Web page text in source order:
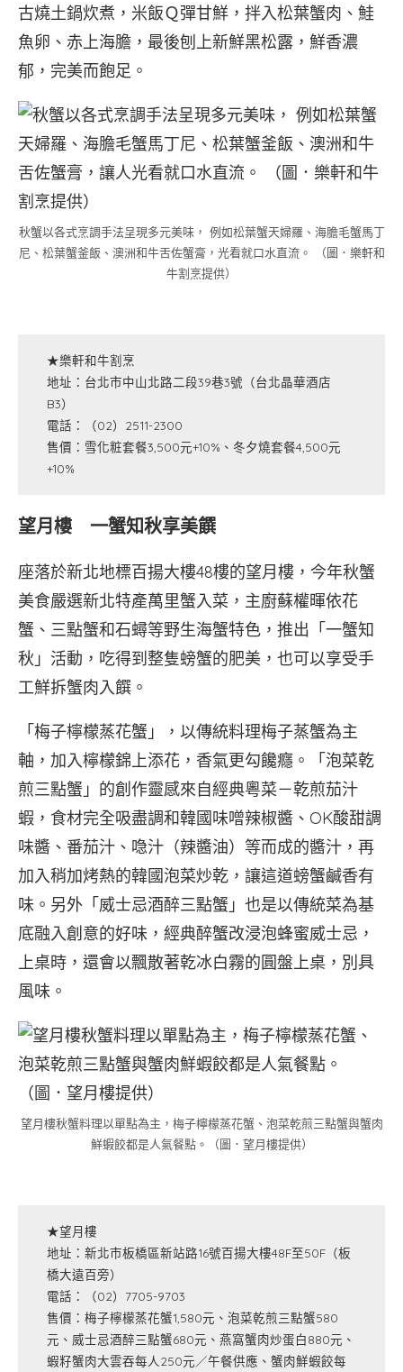
古燒土鍋炊煮，米飯Ｑ彈甘鮮，拌入松葉蟹肉、鮭
魚卵、赤上海膽，最後刨上新鮮黑松露，鮮香濃
郁，完美而飽足。
秋蟹以各式烹調手法呈現多元美味， 例如松葉蟹天婦羅、海膽毛蟹馬丁
尼、松葉蟹釜飯、澳洲和牛舌佐蟹膏，光看就口水直流。 （圖．樂軒和
牛割烹提供）
★樂軒和牛割烹
地址：台北市中山北路二段39巷3號（台北晶華酒店
B3）
電話：（02）2511-2300
售價：雪化粧套餐3,500元+10%、冬夕燒套餐4,500元
+10%
望月樓 一蟹知秋享美饌
座落於新北地標百揚大樓48樓的望月樓，今年秋蟹
美食嚴選新北特產萬里蟹入菜，主廚蘇權暉依花
蟹、三點蟹和石蟳等野生海蟹特色，推出「一蟹知
秋」活動，吃得到整隻螃蟹的肥美，也可以享受手
工鮮拆蟹肉入饌。
「梅子檸檬蒸花蟹」，以傳統料理梅子蒸蟹為主
軸，加入檸檬錦上添花，香氣更勾饞癮。「泡菜乾
煎三點蟹」的創作靈感來自經典粵菜－乾煎茄汁
蝦，食材完全吸盡調和韓國味噌辣椒醬、OK酸甜調
味醬、番茄汁、喼汁（辣醬油）等而成的醬汁，再
加入稍加烤熱的韓國泡菜炒乾，讓這道螃蟹鹹香有
味。另外「威士忌酒醉三點蟹」也是以傳統菜為基
底融入創意的好味，經典醉蟹改浸泡蜂蜜威士忌，
上桌時，還會以飄散著乾冰白霧的圓盤上桌，別具
風味。
望月樓秋蟹料理以單點為主，梅子檸檬蒸花蟹、泡菜乾煎三點蟹與蟹肉
鮮蝦餃都是人氣餐點。（圖．望月樓提供）
★望月樓
地址：新北市板橋區新站路16號百揚大樓48F至50F（板
橋大遠百旁）
電話：（02）7705-9703
售價：梅子檸檬蒸花蟹1,580元、泡菜乾煎三點蟹580
元、威士忌酒醉三點蟹680元、燕窩蟹肉炒蛋白880元、
蝦籽蟹肉大雲吞每人250元／午餐供應、蟹肉鮮蝦餃每